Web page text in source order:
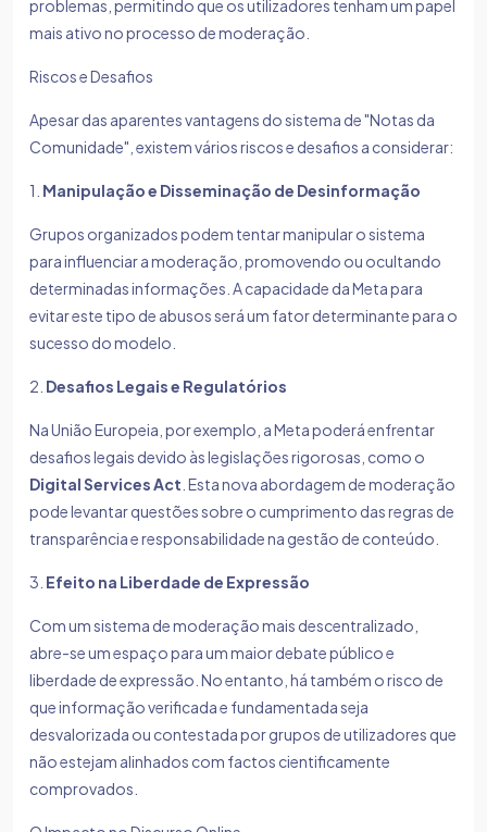
problemas, permitindo que os utilizadores tenham um papel
mais ativo no processo de moderação.
Riscos e Desafios
Apesar das aparentes vantagens do sistema de "Notas da
Comunidade", existem vários riscos e desafios a considerar:
1. Manipulação e Disseminação de Desinformação
Grupos organizados podem tentar manipular o sistema
para influenciar a moderação, promovendo ou ocultando
determinadas informações. A capacidade da Meta para
evitar este tipo de abusos será um fator determinante para o
sucesso do modelo.
2. Desafios Legais e Regulatórios
Na União Europeia, por exemplo, a Meta poderá enfrentar
desafios legais devido às legislações rigorosas, como o
Digital Services Act . Esta nova abordagem de moderação
pode levantar questões sobre o cumprimento das regras de
transparência e responsabilidade na gestão de conteúdo.
3. Efeito na Liberdade de Expressão
Com um sistema de moderação mais descentralizado,
abre-se um espaço para um maior debate público e
liberdade de expressão. No entanto, há também o risco de
que informação verificada e fundamentada seja
desvalorizada ou contestada por grupos de utilizadores que
não estejam alinhados com factos cientificamente
comprovados.